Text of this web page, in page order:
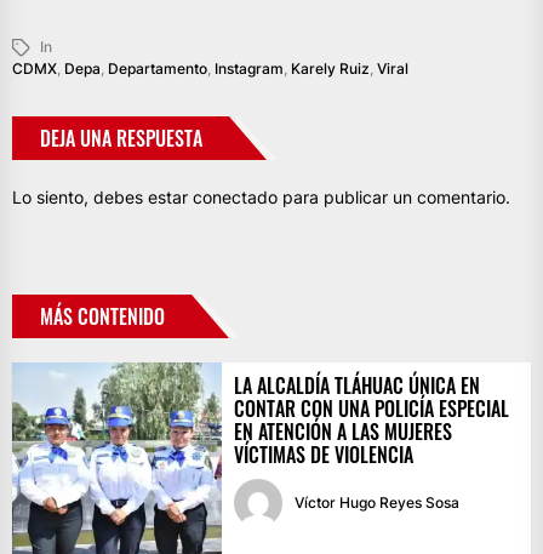
In
CDMX, Depa, Departamento, Instagram, Karely Ruiz, Viral
DEJA UNA RESPUESTA
Lo siento, debes estar conectado para publicar un comentario.
MÁS CONTENIDO
LA ALCALDÍA TLÁHUAC ÚNICA EN
CONTAR CON UNA POLICÍA ESPECIAL
EN ATENCIÓN A LAS MUJERES
VÍCTIMAS DE VIOLENCIA
Víctor Hugo Reyes Sosa